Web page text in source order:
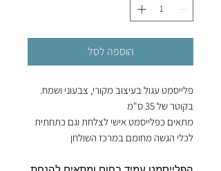
הוספה לסל
פלייסמט עגול בעיצוב מקורי, צבעוני ושמח.
בקוטר של 35 ס"מ
מתאים כפלייסמט אישי לצלחת וגם כתחתית
לכלי הגשה מחומם במרכז השולחן